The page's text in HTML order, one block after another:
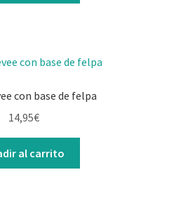
con base de felpa
14,95€
al carrito